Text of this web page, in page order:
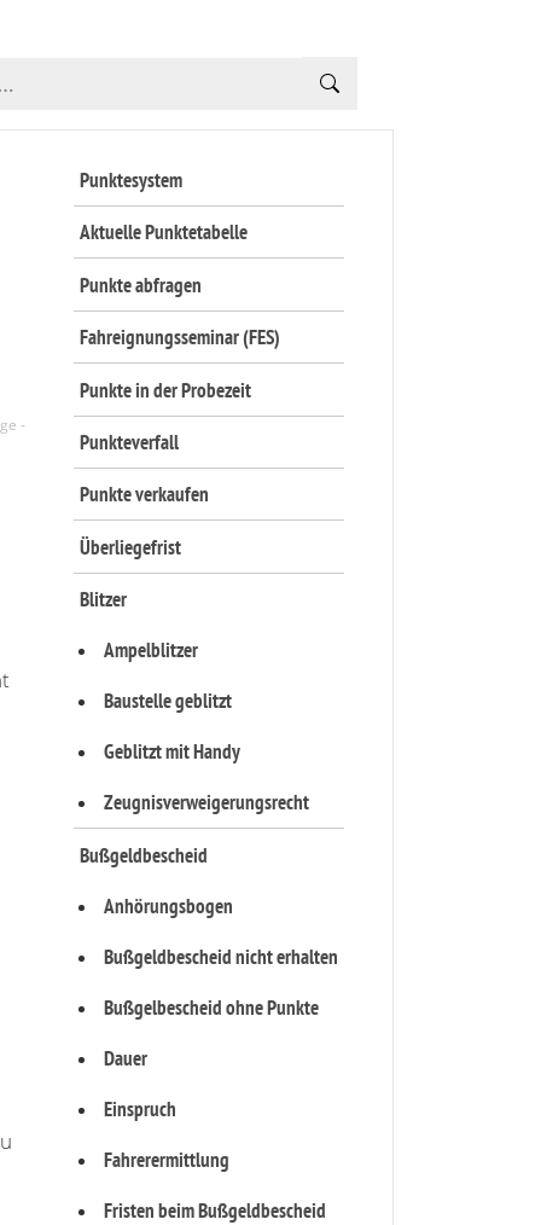
Punktesystem
Aktuelle Punktetabelle
Punkte abfragen
Fahreignungsseminar (FES)
Punkte in der Probezeit
Punkteverfall
Punkte verkaufen
Überliegefrist
Blitzer
Ampelblitzer
Baustelle geblitzt
Geblitzt mit Handy
Zeugnisverweigerungsrecht
Bußgeldbescheid
Anhörungsbogen
Bußgeldbescheid nicht erhalten
Bußgelbescheid ohne Punkte
Dauer
Einspruch
Fahrerermittlung
Fristen beim Bußgeldbescheid